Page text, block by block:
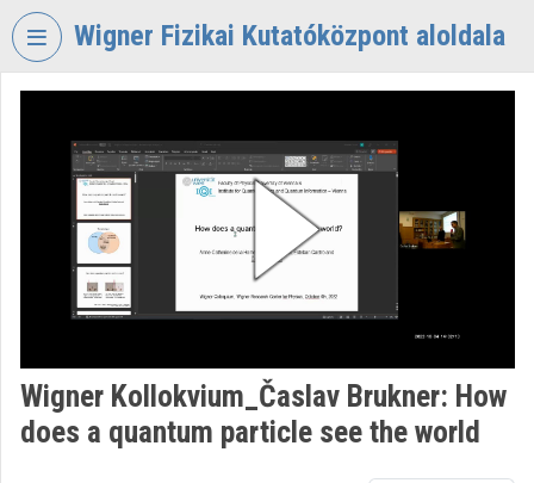
Fejléc kihagyása
Wigner Fizikai Kutatóközpont aloldala
WIGNER
KUTATÓKÖZPONT
Intézményi kezdőlap
Bejelentkezés
Kategóriák
Wigner Kollokvium_Časlav Brukner: How
does a quantum particle see the world